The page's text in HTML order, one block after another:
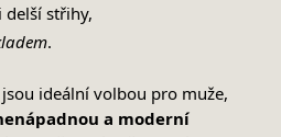
střihy,
.
ideální volbou pro muže,
a moderní